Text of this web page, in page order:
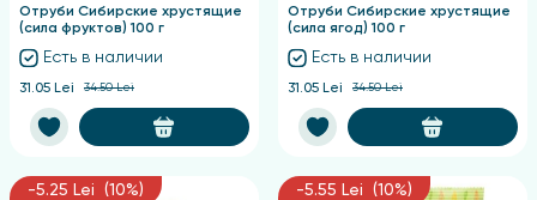
Отруби Сибирские хрустящие
(сила фруктов) 100 г
Есть в наличии
31.05 Lei 34.50 Lei
Отруби Сибирские хрустящие
(сила ягод) 100 г
Есть в наличии
31.05 Lei 34.50 Lei
-5.25 Lei (10%) -5.55 Lei (10%)